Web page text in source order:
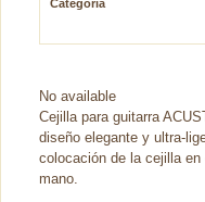
Categoría
No available
Cejilla para guitarra
diseño elegante y ultra-
colocación de la cejilla
mano.